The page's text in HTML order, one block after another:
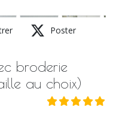
Poster
broderie
au choix)